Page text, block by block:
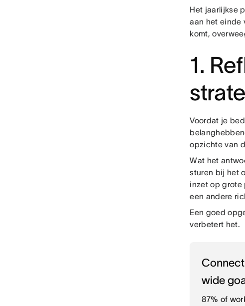
Het jaarlijkse
aan het einde
komt,
1.
Voordat je
opzichte van
Wat het
sturen bij het
inzet op grote
een andere
Een goed
verbetert het.
wide
87% of